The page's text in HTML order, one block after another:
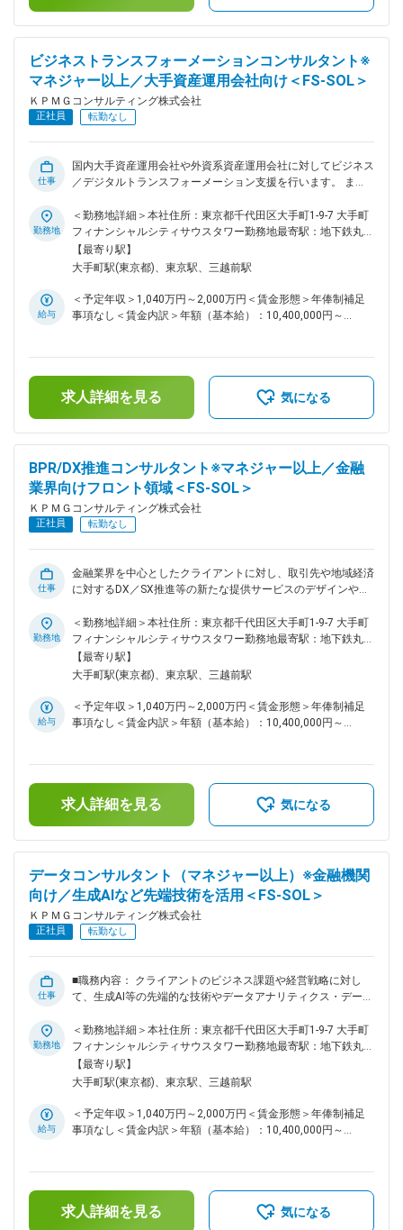
本社へのロールインプロジェクト ・本社および国内グループ
を核とした標準業務プロセスの策定およびシステム導入のプロ
ジェクト https://recruit.kpmg-consulting.jp/work/case-study
■KPMGグループについて： KPMGは監査法人、税理士法人、
コンサルティングサービスを提供するプロフェッショナルファ
し、サービスを提供しております。 https://recruit.kpmg-
consulting.jp/information/es/ 変更の範囲：会社の定める業務
は固定手当を含めた表記です。
ビジネストランスフォーメーションコンサルタント※
マネジャー以上／大手資産運用会社向け＜FS-SOL＞
ＫＰＭＧコンサルティング株式会社
正社員 転勤なし
仕事
国内大手資産運用会社や外資系資産運用会社に対してビジネス
／デジタルトランスフォーメーション支援を行います。 ま
実行支援を行います。 合わせて、支援にあたり必要となる方
法論やフレームワークに関し、KPMGグローバルとの連携のも
とサービスアセットの開発・整備を行います。 ■具体的な案件
例： （1）国内大手資産運用会社や外資系資産運用会社に対す
・顧客起点での業務／システム刷新支援 ・デジタル戦略／IT
戦略策定、実行支援 ・デジタル技術活用による顧客接点高度
ロジー活用による既存サービスの高度化・ビジネスプラン作成
支援 （2）「金融・資産運用特区」に指定された自治体、金融
庁の「資産運用立国実現プラン」に関連した各種支援 ・行政
サービスの充実に向けた実行支援 ・金融ビジネスに関する規
ービスの誘致・拡充に向けた実行支援 ■役割および責任： ＜
マネジャー／シニアマネジャー＞ （1）プロジェクトやサービ
スアセット開発・整備におけるスケジュール、要員、予算、成
果物、およびスコープの管理 （2）プロジェクトアプローチや
方針検討、コンサルタント、シニアコンサルタントへの作業指
示・レビュー （3）クライアントのマネジメント層に対する新
Leadershipの発揮、社内外への情報発信 （6）クロスファンク
ション、クロスボーダーのネットワーク活用による社内外人脈
スアナリスト、コンサルタント、シニアコンサルタントの指
導・育成 変更の範囲：会社の定める業務
勤務地
＜勤務地詳細＞本社住所：東京都千代田区大手町1-9-7 大手町
フィナンシャルシティサウスタワー勤務地最寄駅：地下鉄丸ノ
内線／大手町駅受動喫煙対策：屋内全面禁煙変更の範囲：会社
の定める事業所（リモートワーク含む）
【最寄り駅】
大手町駅(東京都)、東京駅、三越前駅
給与
＜予定年収＞1,040万円～2,000万円＜賃金形態＞年俸制補足
事項なし＜賃金内訳＞年額（基本給）：10,400,000円～
与：年1回賃金はあくまでも目安の金額であり、選考を通じて
上下する可能性があります。月給(月額)は固定手当を含めた表
求人詳細を見る 気になる
BPR/DX推進コンサルタント※マネジャー以上／金融
業界向けフロント領域＜FS-SOL＞
ＫＰＭＧコンサルティング株式会社
正社員 転勤なし
仕事
金融業界を中心としたクライアントに対し、取引先や地域経済
に対するDX／SX推進等の新たな提供サービスのデザインや、
詳細： ・当社が保有するアプローチを用いた営業プロセスの
高度化 ・金融機関内における既存のIT資産を活かし、クラウ
ドサービス／AIなども用いた営業推進環境の高度化 ・データ
利活用による営業管理環境（進捗管理、計数管理、行動管理）
けた新規サービスの検討支援 ・各種環境整備に伴う、マルチ
ベンダープロジェクト下におけるユーザー支援／PMO支援
予算、成果物、およびスコープの整理・管理 （2）コンサルタ
ント、シニアコンサルタントへの作業指示・品質レビュー
（3）プロジェクト実績をもとにした新規案件受注に向けた提
案活動 （4）クライアントを取り巻く環境を分析した上で新規
併せて以下いずれかが必須 ・金融業界、もしくはコンサルテ
ィング業界でのプロジェクト管理経験 ・データガバナンスや
AI、クラウド、IoT、ブロックチェーン、Agile/DevOps等の知
見・経験 ・経営戦略・中中期経営計画のの案・策定、システ
ム企画、デジタル企画等の企画画案・投資計画の策定経験 ・
金融機関における業務プロセス改革、業務統合支援の経験 ・
勤務地
＜勤務地詳細＞本社住所：東京都千代田区大手町1-9-7 大手町
フィナンシャルシティサウスタワー勤務地最寄駅：地下鉄丸ノ
内線／大手町駅受動喫煙対策：屋内全面禁煙変更の範囲：会社
の定める事業所（リモートワーク含む）
【最寄り駅】
大手町駅(東京都)、東京駅、三越前駅
給与
＜予定年収＞1,040万円～2,000万円＜賃金形態＞年俸制補足
事項なし＜賃金内訳＞年額（基本給）：10,400,000円～
与：年1回賃金はあくまでも目安の金額であり、選考を通じて
上下する可能性があります。月給(月額)は固定手当を含めた表
求人詳細を見る 気になる
データコンサルタント（マネジャー以上）※金融機関
向け／生成AIなど先端技術を活用＜FS-SOL＞
ＫＰＭＧコンサルティング株式会社
正社員 転勤なし
仕事
■職務内容： クライアントのビジネス課題や経営戦略に対し
て、生成AI等の先端的な技術やデータアナリティクス・データ
ムとも協業しながら、最適なソリューションを提案・実行する
コンサルタントです。 最新のテクノロジーやソリューション
を活用した金融機関のトランスフォーメーション実現に向けた
方向性を示すと共に、クライアントに寄り添いながら実際のプ
クライアントのビジネス戦略／デジタル戦略やデータ活用の現
状を把握、課題・ニーズを明確化し、データ戦略の策定を支援
めのデータマネジメントの実現を支援 ・先進的な生成AI活用
にかかる実証実験と実用化に向けた支援（チャレンジングな取
り組みとして複数メディア等でも取り上げられています） ・
金融データ活用推進協会における金融生成AIガイドライン策定
勤務地
＜勤務地詳細＞本社住所：東京都千代田区大手町1-9-7 大手町
フィナンシャルシティサウスタワー勤務地最寄駅：地下鉄丸ノ
内線／大手町駅受動喫煙対策：屋内全面禁煙変更の範囲：会社
の定める事業所（リモートワーク含む）
【最寄り駅】
大手町駅(東京都)、東京駅、三越前駅
給与
＜予定年収＞1,040万円～2,000万円＜賃金形態＞年俸制補足
事項なし＜賃金内訳＞年額（基本給）：10,400,000円～
与：年1回賃金はあくまでも目安の金額であり、選考を通じて
上下する可能性があります。月給(月額)は固定手当を含めた表
求人詳細を見る 気になる